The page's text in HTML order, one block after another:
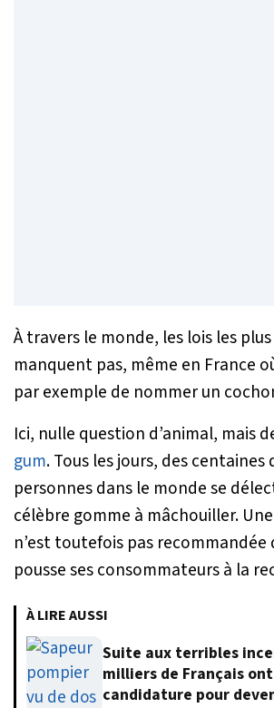
À travers le monde, les lois les
manquent pas, même en France
par exemple de nommer un
Ici, nulle question d’animal, mais
gum. Tous les jours, des centaines
personnes dans le monde se
célèbre gomme à mâchouiller.
n’est toutefois pas recommandée
pousse ses consommateurs à la
À LIRE AUSSI
Suite aux terribles
milliers de Français
candidature pour